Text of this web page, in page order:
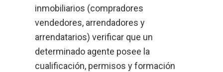
inmobiliarios (compradores
vendedores, arrendadores y
arrendatarios) verificar que un
determinado agente posee la
cualificación, permisos y formación